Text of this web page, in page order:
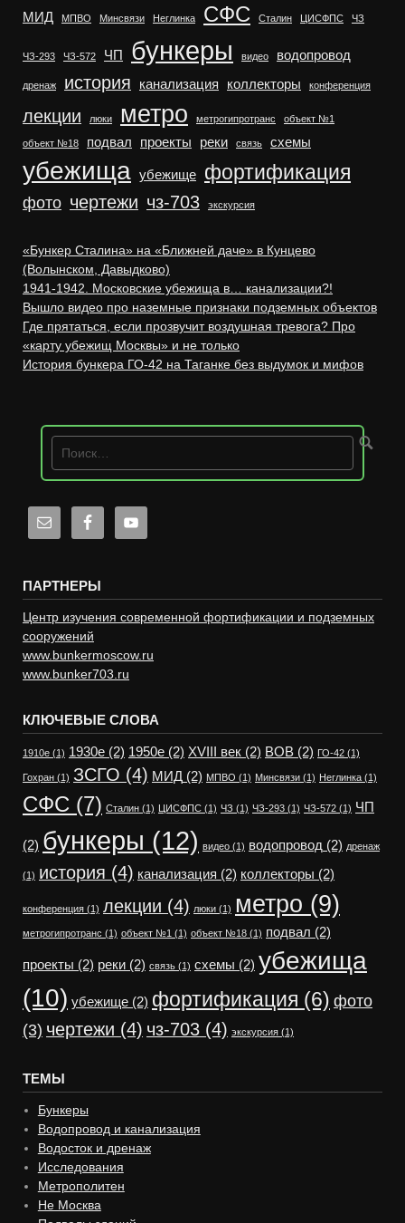
МИД МПВО Минсвязи Неглинка СФС Сталин ЦИСФПС ЧЗ
ЧЗ-293 ЧЗ-572 ЧП бункеры видео водопровод
дренаж история канализация коллекторы конференция
лекции люки метро метрогипротранс объект №1
объект №18 подвал проекты реки связь схемы
убежища убежище фортификация
фото чертежи чз-703 экскурсия
«Бункер Сталина» на «Ближней даче» в Кунцево
(Волынском, Давыдково)
1941-1942. Московские убежища в… канализации?!
Вышло видео про наземные признаки подземных объектов
Где прятаться, если прозвучит воздушная тревога? Про
«карту убежищ Москвы» и не только
История бункера ГО-42 на Таганке без выдумок и мифов
ПАРТНЕРЫ
Центр изучения современной фортификации и подземных
сооружений
www.bunkermoscow.ru
www.bunker703.ru
КЛЮЧЕВЫЕ СЛОВА
1910е (1) 1930е (2) 1950е (2) XVIII век (2) ВОВ (2) ГО-42 (1)
Гохран (1) ЗСГО (4) МИД (2) МПВО (1) Минсвязи (1) Неглинка (1)
СФС (7) Сталин (1) ЦИСФПС (1) ЧЗ (1) ЧЗ-293 (1) ЧЗ-572 (1) ЧП
(2) бункеры (12) видео (1) водопровод (2) дренаж
(1) история (4) канализация (2) коллекторы (2)
конференция (1) лекции (4) люки (1) метро (9)
метрогипротранс (1) объект №1 (1) объект №18 (1) подвал (2)
проекты (2) реки (2) связь (1) схемы (2) убежища
(10) убежище (2) фортификация (6) фото
(3) чертежи (4) чз-703 (4) экскурсия (1)
ТЕМЫ
Бункеры
Водопровод и канализация
Водосток и дренаж
Исследования
Метрополитен
Не Москва